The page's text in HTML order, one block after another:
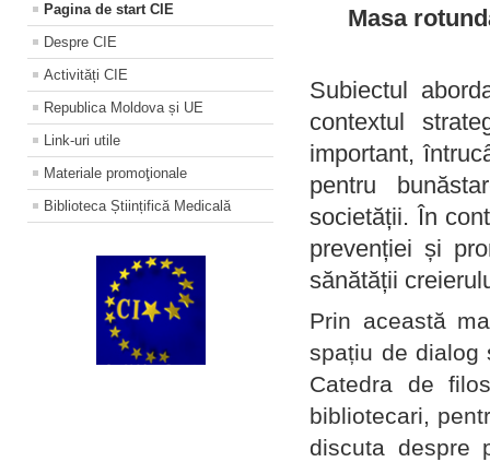
Pagina de start CIE
Despre CIE
Activități CIE
Republica Moldova și UE
Link-uri utile
Materiale promoţionale
Biblioteca Științifică Medicală
Masa
Subiectul
contextul
important,
pentru
societății. În
prevenției și
sănătății
Prin această
spațiu de dialog
Catedra de
bibliotecari,
discuta despre